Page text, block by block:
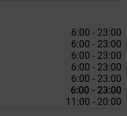
6:00 - 23:00
6:00 - 23:00
6:00 - 23:00
6:00 - 23:00
6:00 - 23:00
6:00 - 23:00
11:00 - 20:00